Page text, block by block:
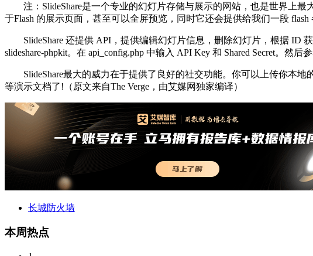
注：SlideShare是一个专业的幻灯片存储与展示的网站，也是世界上最大
于Flash 的展示页面，甚至可以全屏预览，同时它还会提供给我们一段
SlideShare 还提供 API，提供编辑幻灯片信息，删除幻灯片，根据 ID 获
slideshare-phpkit。在 api_config.php 中输入 API Key 和 Shared Secret。然后
SlideShare最大的威力在于提供了良好的社交功能。你可以上传你本地
等演示文档了!（原文来自The Verge，由艾媒网独家编译）
长城防火墙
本周热点